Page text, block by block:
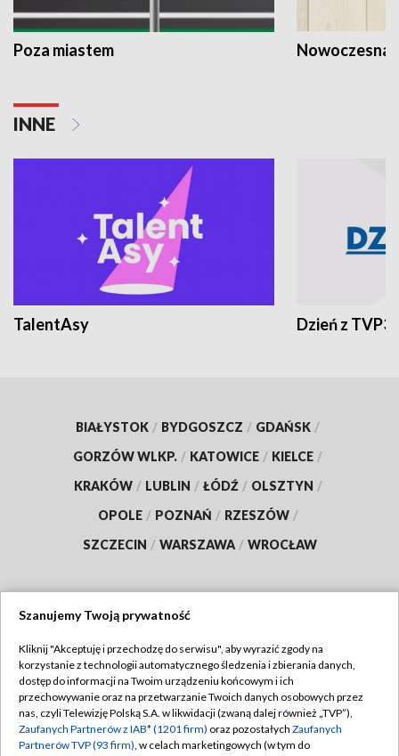
Poza miastem Nowoczesna
INNE
TalentAsy Dzień z TVP3
BIAŁYSTOK / BYDGOSZCZ / GDAŃSK /
GORZÓW WLKP. / KATOWICE / KIELCE /
KRAKÓW / LUBLIN / ŁÓDŹ / OLSZTYN /
OPOLE / POZNAŃ / RZESZÓW /
SZCZECIN / WARSZAWA / WROCŁAW
TVP
Abonament TVP
Emisja w TVP
Regulamin TVP
Polityka prywatności
Szanujemy Twoją prywatność
Kliknij "Akceptuję i przechodzę do serwisu", aby wyrazić zgody na
korzystanie z technologii automatycznego śledzenia i zbierania danych,
dostęp do informacji na Twoim urządzeniu końcowym i ich
przechowywanie oraz na przetwarzanie Twoich danych osobowych przez
nas, czyli Telewizję Polską S.A. w likwidacji (zwaną dalej również „TVP”),
Zaufanych Partnerów z IAB* (1201 firm) oraz pozostałych Zaufanych
Partnerów TVP (93 firm), w celach marketingowych (w tym do